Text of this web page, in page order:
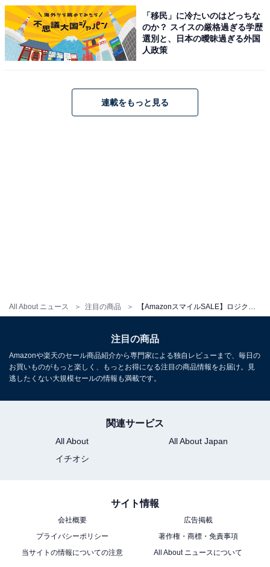
All About ニュース 注目の商品
Amazonで見る
ロジクール「KX700GRd」
ロジクール ワイヤレス キーボード MX KEYS S
Amazonで見る
「移民」に冷たいのはどっちな
のか？ スイスの厳格過ぎる学歴
選別と、日本の曖昧過ぎる外国
人政策
連載をもっと見る
注目の商品
Amazonや楽天のセール商品紹介から専門家による独自レビューまで、毎日の
お買いものがもっと楽しく、もっとお得になる注目の商品情報をお届け。見
逃したくない大規模セールの情報も満載です。
関連サービス
All About
All About Japan
イチオシ
サイト情報
会社概要
広告掲載
プライバシーポリシー
著作権・商標・免責事項
当サイトの情報についての注意
All About ニュースについて